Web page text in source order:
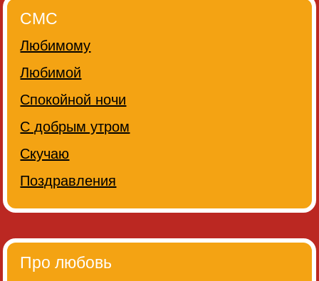
СМС
Любимому
Любимой
Спокойной ночи
С добрым утром
Скучаю
Поздравления
Про любовь